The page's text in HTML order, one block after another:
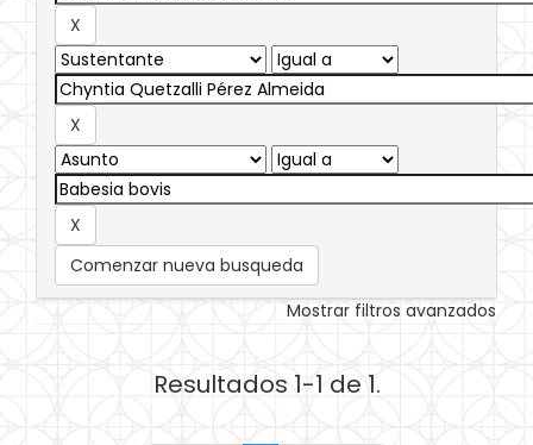
Comenzar nueva busqueda
Mostrar filtros avanzados
Resultados 1-1 de 1.